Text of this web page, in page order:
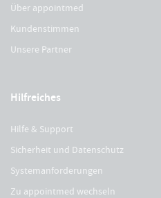
Über appointmed
Kundenstimmen
Unsere Partner
Hilfreiches
Hilfe & Support
Sicherheit und Datenschutz
Systemanforderungen
Zu appointmed wechseln